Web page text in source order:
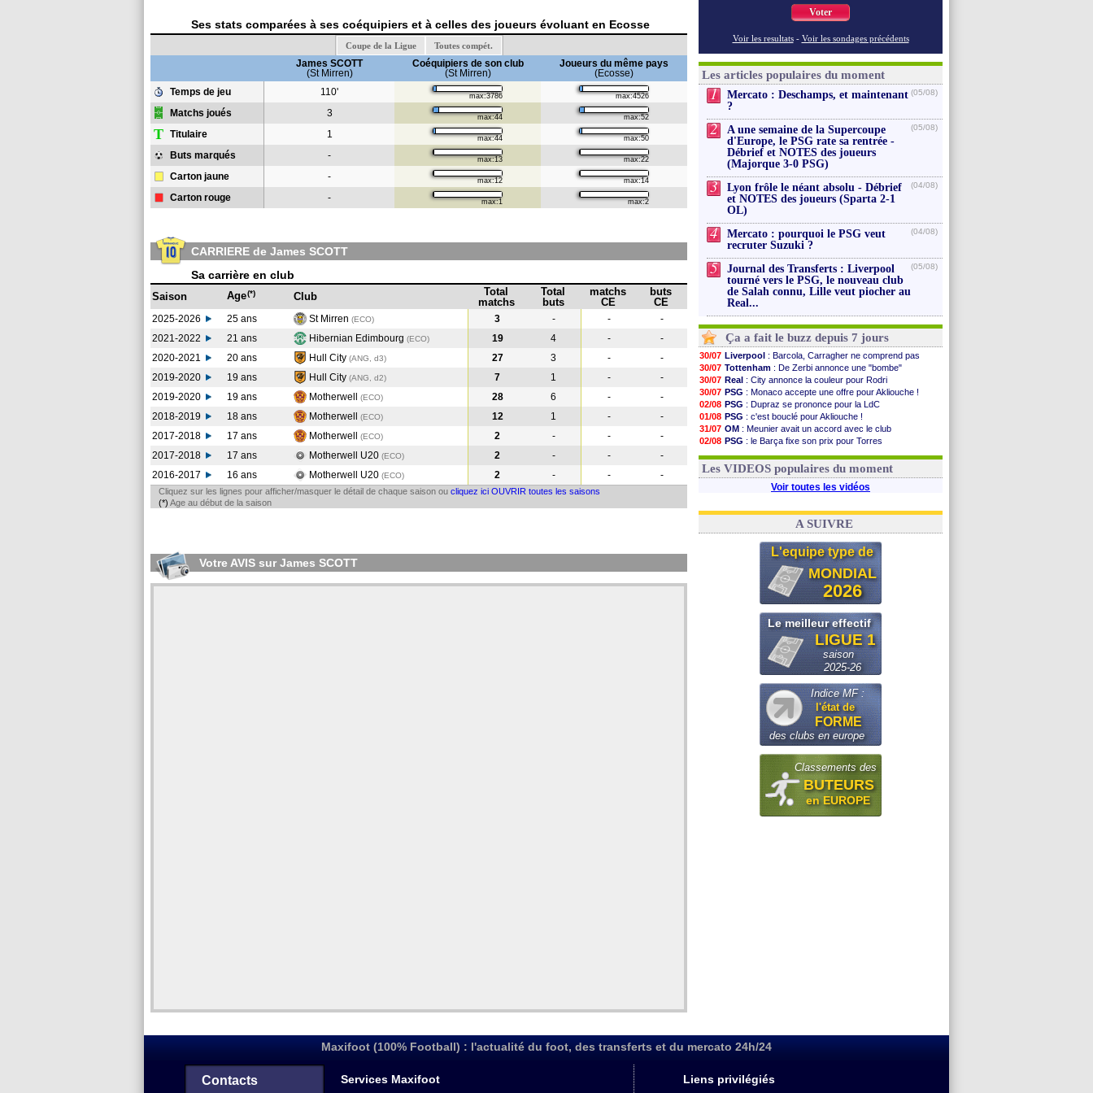
Ses stats comparées à ses coéquipiers et à celles des joueurs évoluant en Ecosse
Coupe de la Ligue Toutes compét.
James SCOTT
(St Mirren)
Coéquipiers de son club
(St Mirren)
Joueurs du même pays
(Ecosse)
Temps de jeu
110' max:3786 max:4526
Matchs joués 3 max:44 max:52
T Titulaire 1 max:44 max:50
Buts marqués - max:13 max:22
Carton jaune - max:12 max:14
Carton rouge - max:1 max:2
CARRIERE de James SCOTT
Sa carrière en club
Saison Age(*) Club
Total
matchs
Total
buts
matchs
CE
buts
CE
2025-2026 25 ans St Mirren (ECO) 3 - -
-
2021-2022
21 ans Hibernian Edimbourg (ECO) 19 4 -
-
2020-2021
20 ans Hull City (ANG, d3) 27 3 -
-
2019-2020
19 ans Hull City (ANG, d2) 7 1 -
-
2019-2020
19 ans Motherwell (ECO) 28 6 -
-
2018-2019
18 ans Motherwell (ECO) 12 1 -
-
2017-2018
17 ans Motherwell (ECO) 2 - -
-
2017-2018
17 ans Motherwell U20 (ECO) 2 - -
-
2016-2017
16 ans Motherwell U20 (ECO) 2 - - -
Cliquez sur les lignes pour afficher/masquer le détail de chaque saison ou cliquez ici OUVRIR toutes les saisons
(*) Age au début de la saison
Votre AVIS sur James SCOTT
Voter
Voir les resultats - Voir les sondages précédents
Les articles populaires du moment
1
Mercato : Deschamps, et maintenant
?
(05/08)
2
A une semaine de la Supercoupe
d'Europe, le PSG rate sa rentrée -
Débrief et NOTES des joueurs
(Majorque 3-0 PSG)
(05/08)
3
Lyon frôle le néant absolu - Débrief
et NOTES des joueurs (Sparta 2-1
OL)
(04/08)
4
Mercato : pourquoi le PSG veut
recruter Suzuki ?
(04/08)
5
Journal des Transferts : Liverpool
tourné vers le PSG, le nouveau club
de Salah connu, Lille veut piocher au
Real...
(05/08)
Ça a fait le buzz depuis 7 jours
30/07 Liverpool : Barcola, Carragher ne comprend pas
30/07 Tottenham : De Zerbi annonce une "bombe"
30/07 Real : City annonce la couleur pour Rodri
30/07 PSG : Monaco accepte une offre pour Akliouche !
02/08 PSG : Dupraz se prononce pour la LdC
01/08 PSG : c'est bouclé pour Akliouche !
31/07 OM : Meunier avait un accord avec le club
02/08 PSG : le Barça fixe son prix pour Torres
03/08 FIFA: Infantino sollicite Trump
Les VIDEOS populaires du moment
Voir toutes les vidéos
A SUIVRE
L'equipe type de
MONDIAL
2026
Le meilleur effectif
LIGUE 1
saison
2025-26
Indice MF :
l'état de
FORME
des clubs en europe
Classements des
BUTEURS
en EUROPE
Maxifoot (100% Football) : l'actualité du foot, des transferts et du mercato 24h/24
Contacts Services Maxifoot Liens privilégiés